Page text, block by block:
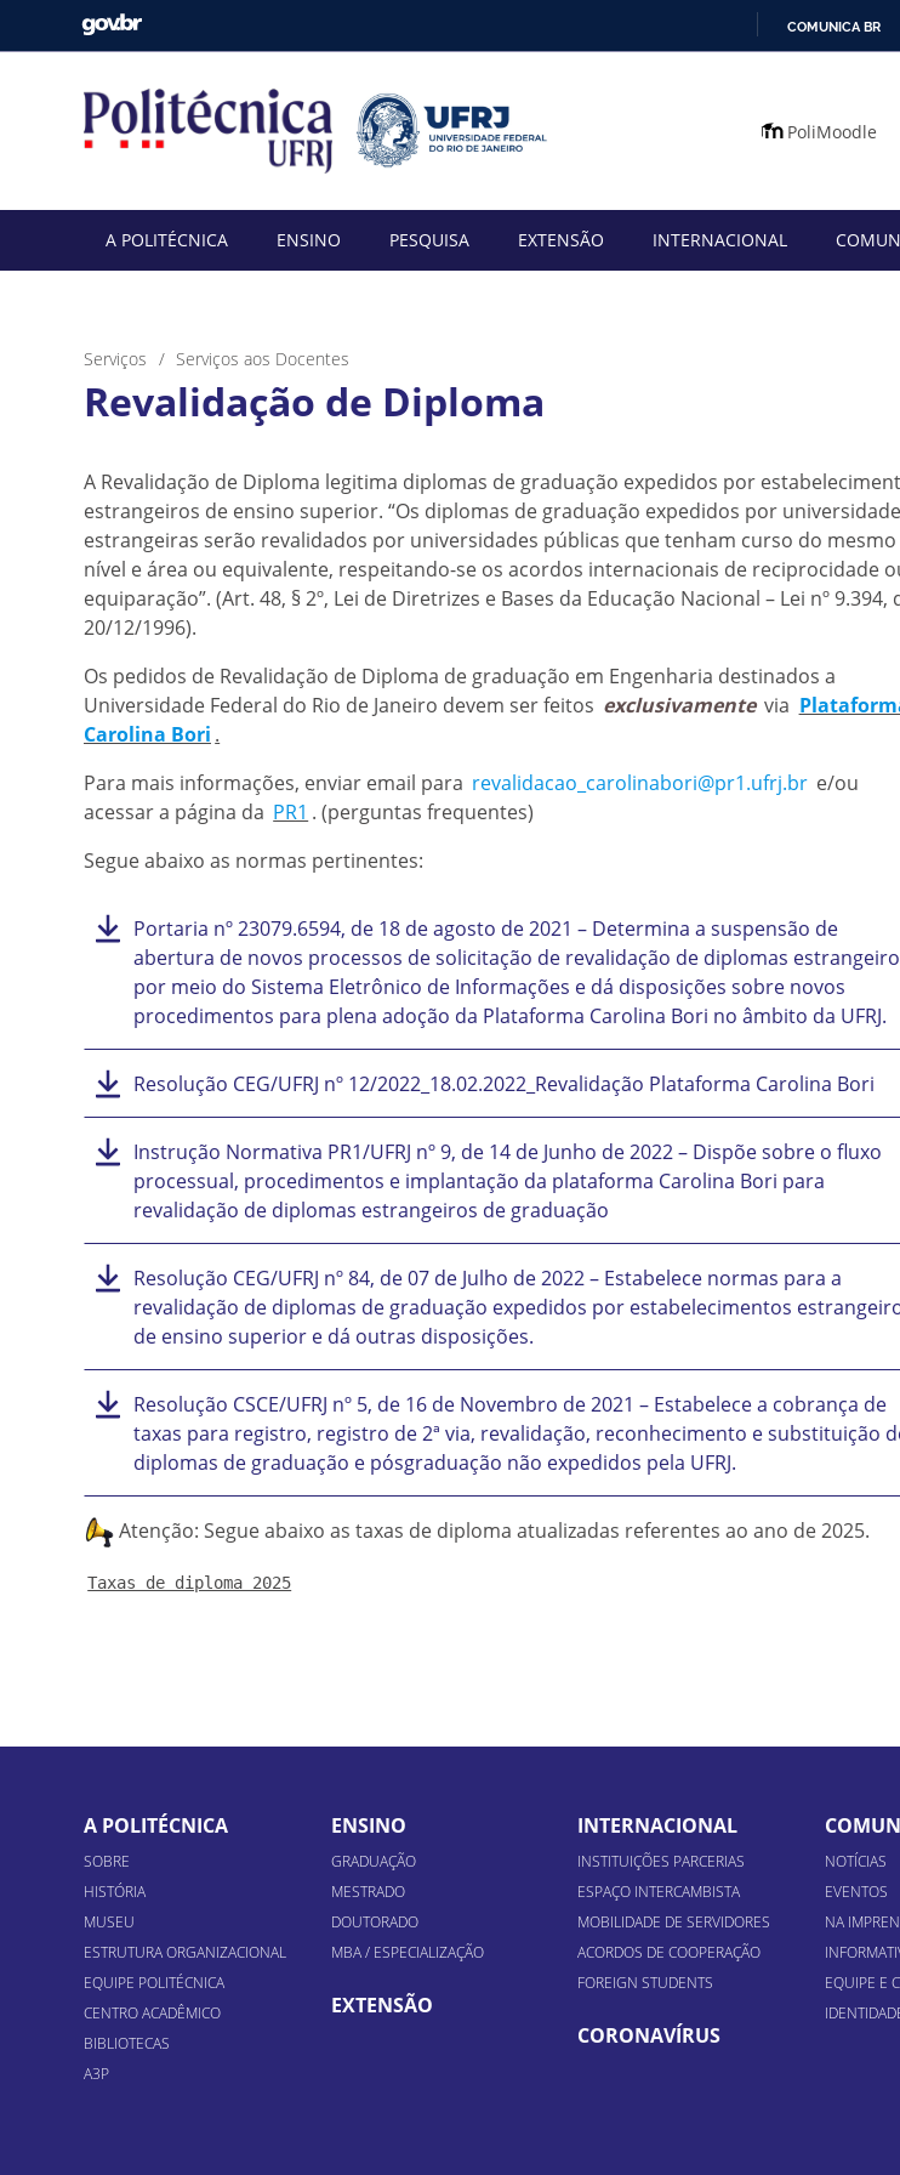
O
COMUNICA BR
PoliMoodle
A POLITÉCNICA ENSINO PESQUISA EXTENSÃO INTERNACIONAL
Serviços Serviços aos Docentes
Revalidação de Diploma
A Revalidação de Diploma legitima diplomas de graduação expedidos por
estrangeiros de ensino superior. “Os diplomas de graduação expedidos por
estrangeiras serão revalidados por universidades públicas que tenham curso do mesmo
nível e área ou equivalente, respeitando-se os acordos internacionais de reciprocidade
equiparação”. (Art. 48, § 2º, Lei de Diretrizes e Bases da Educação Nacional – Lei nº 9.394,
20/12/1996).
Os pedidos de Revalidação de Diploma de graduação em Engenharia destinados a
Universidade Federal do Rio de Janeiro devem ser feitos exclusivamente via
Carolina Bori .
Para mais informações, enviar email para revalidacao_carolinabori@pr1.ufrj.br e/ou
acessar a página da PR1 . (perguntas frequentes)
Segue abaixo as normas pertinentes:
Portaria nº 23079.6594, de 18 de agosto de 2021 – Determina a suspensão de
abertura de novos processos de solicitação de revalidação de diplomas
por meio do Sistema Eletrônico de Informações e dá disposições sobre novos
procedimentos para plena adoção da Plataforma Carolina Bori no âmbito da UFRJ.
Resolução CEG/UFRJ nº 12/2022_18.02.2022_Revalidação Plataforma Carolina Bori
Instrução Normativa PR1/UFRJ nº 9, de 14 de Junho de 2022 – Dispõe sobre o fluxo
processual, procedimentos e implantação da plataforma Carolina Bori para
revalidação de diplomas estrangeiros de graduação
Resolução CEG/UFRJ nº 84, de 07 de Julho de 2022 – Estabelece normas para a
revalidação de diplomas de graduação expedidos por estabelecimentos
de ensino superior e dá outras disposições.
Resolução CSCE/UFRJ nº 5, de 16 de Novembro de 2021 – Estabelece a cobrança de
taxas para registro, registro de 2ª via, revalidação, reconhecimento e substituição
diplomas de graduação e pósgraduação não expedidos pela UFRJ.
Atenção: Segue abaixo as taxas de diploma atualizadas referentes ao ano de 2025.
Taxas de diploma 2025
A POLITÉCNICA
SOBRE
HISTÓRIA
MUSEU
ESTRUTURA ORGANIZACIONAL
EQUIPE POLITÉCNICA
CENTRO ACADÊMICO
BIBLIOTECAS
A3P
ENSINO
GRADUAÇÃO
MESTRADO
DOUTORADO
MBA / ESPECIALIZAÇÃO
EXTENSÃO
INTERNACIONAL
INSTITUIÇÕES PARCERIAS
ESPAÇO INTERCAMBISTA
MOBILIDADE DE SERVIDORES
ACORDOS DE COOPERAÇÃO
FOREIGN STUDENTS
CORONAVÍRUS
NOTÍCIAS
EVENTOS
NA
EQUIPE E